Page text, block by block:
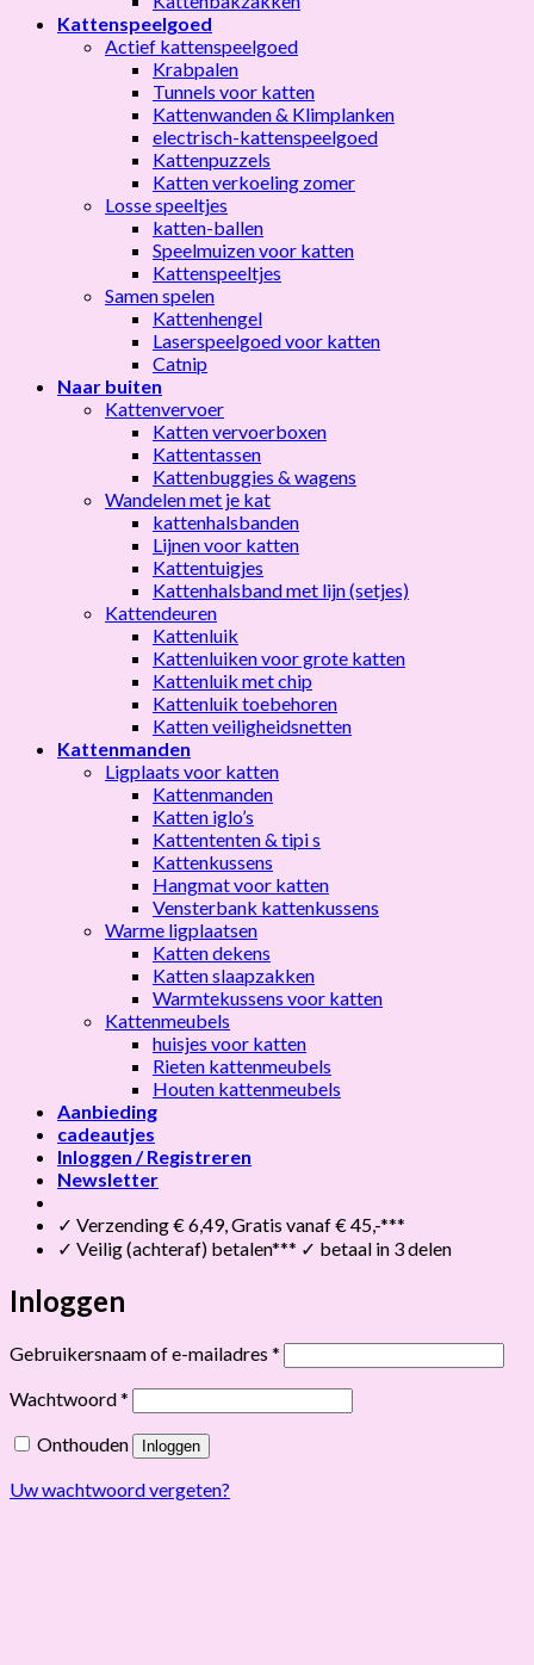
Kattenspeelgoed
Actief kattenspeelgoed
Krabpalen
Tunnels voor katten
Kattenwanden & Klimplanken
electrisch-kattenspeelgoed
Kattenpuzzels
Katten verkoeling zomer
Losse speeltjes
katten-ballen
Speelmuizen voor katten
Kattenspeeltjes
Samen spelen
Kattenhengel
Laserspeelgoed voor katten
Catnip
Naar buiten
Kattenvervoer
Katten vervoerboxen
Kattentassen
Kattenbuggies & wagens
Wandelen met je kat
kattenhalsbanden
Lijnen voor katten
Kattentuigjes
Kattenhalsband met lijn (setjes)
Kattendeuren
Kattenluik
Kattenluiken voor grote katten
Kattenluik met chip
Kattenluik toebehoren
Katten veiligheidsnetten
Kattenmanden
Ligplaats voor katten
Kattenmanden
Katten iglo’s
Kattententen & tipi s
Kattenkussens
Hangmat voor katten
Vensterbank kattenkussens
Warme ligplaatsen
Katten dekens
Katten slaapzakken
Warmtekussens voor katten
Kattenmeubels
huisjes voor katten
Rieten kattenmeubels
Houten kattenmeubels
Aanbieding
cadeautjes
Inloggen / Registreren
Newsletter
✓ Verzending € 6,49, Gratis vanaf € 45,-***
✓ Veilig (achteraf) betalen*** ✓ betaal in 3 delen
Inloggen
Gebruikersnaam of e-mailadres *
Wachtwoord*
Onthouden Inloggen
Uw wachtwoord vergeten?